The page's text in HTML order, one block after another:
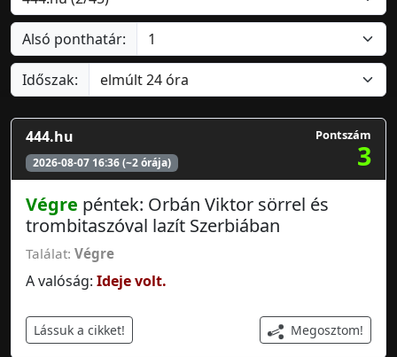
Alsó ponthatár:
Időszak:
444.hu
2026-08-07 16:36 (~2 órája)
Pontszám
3
Végre péntek: Orbán Viktor sörrel és
trombitaszóval lazít Szerbiában
Találat: Végre
A valóság: Ideje volt.
Lássuk a cikket! Megosztom!